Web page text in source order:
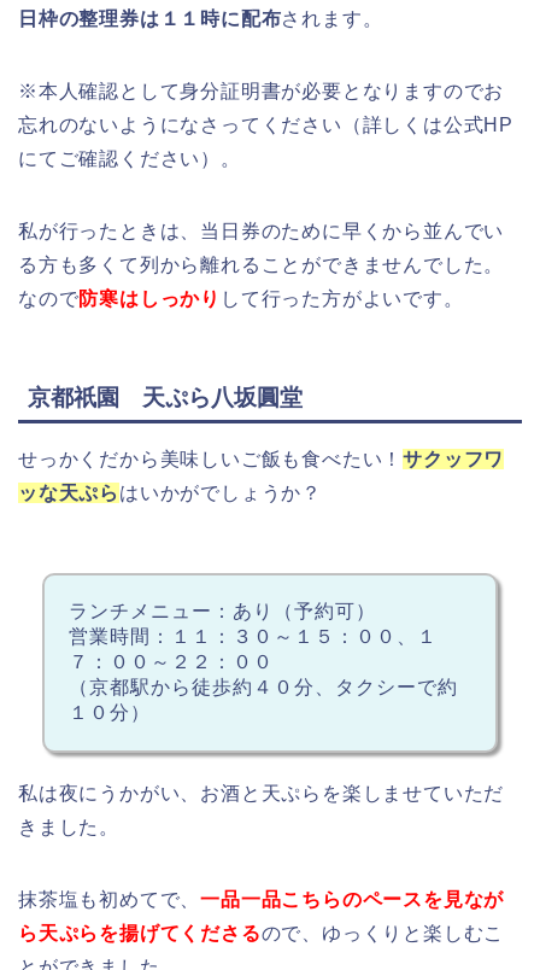
日枠の整理券は１１時に配布されます。
※本人確認として身分証明書が必要となりますのでお
忘れのないようになさってください（詳しくは公式HP
にてご確認ください）。
私が行ったときは、当日券のために早くから並んでい
る方も多くて列から離れることができませんでした。
なので防寒はしっかり して行った方がよいです。
京都祇園 天ぷら八坂圓堂
せっかくだから美味しいご飯も食べたい！サクッフワ
ッな天ぷら はいかがでしょうか？
ランチメニュー：あり（予約可）
営業時間：１１：３０～１５：００、１
７：００～２２：００
（京都駅から徒歩約４０分、タクシーで約
１０分）
私は夜にうかがい、お酒と天ぷらを楽しませていただ
きました。
抹茶塩も初めてで、一品一品こちらのペースを見なが
ら天ぷらを揚げてくださるので、ゆっくりと楽しむこ